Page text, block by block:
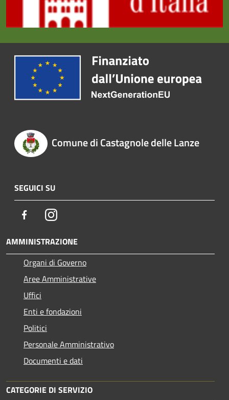
Comune di Castagnole delle Lanze
SEGUICI SU
FacebookInstagram
AMMINISTRAZIONE
Organi di Governo
Aree Amministrative
Uffici
Enti e fondazioni
Politici
Personale Amministrativo
Documenti e dati
CATEGORIE DI SERVIZIO